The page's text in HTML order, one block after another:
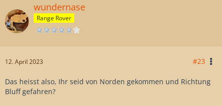
wundernase
Range Rover
12. April 2023 #23
Das heisst also, Ihr seid von Norden gekommen und Richtung
Bluff gefahren?